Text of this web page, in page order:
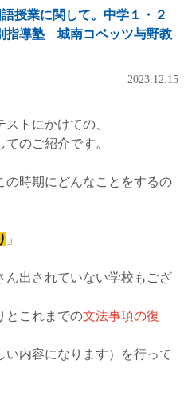
授業に関して。中学１・２
指導塾 城南コベッツ与野教
2023.12.15
トにかけての、
てのご紹介です。
の時期にどんなことをするの
」
ん出されていない学校もござ
とこれまでの文法事項の復
い内容になります）を行って